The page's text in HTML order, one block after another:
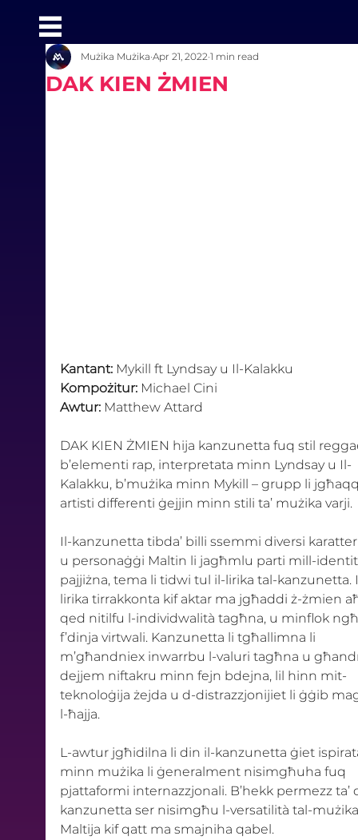
DAK KIEN ŻMIEN
Mużika Mużika Apr 21, 2022 1 min read
Kantant: Mykill ft Lyndsay u Il-Kalakku
Kompożitur: Michael Cini
Awtur: Matthew Attard
DAK KIEN ŻMIEN hija kanzunetta fuq stil
b’elementi rap, interpretata minn Lyndsay u Il-
Kalakku, b’mużika minn Mykill – grupp li
artisti differenti ġejjin minn stili ta’ mużika varji.
Il-kanzunetta tibda’ billi ssemmi diversi
u personaġġi Maltin li jagħmlu parti mill-
pajjiżna, tema li tidwi tul il-lirika tal-kanzunetta.
lirika tirrakkonta kif aktar ma jgħaddi ż-żmien
qed nitilfu l-individwalità tagħna, u minflok
f’dinja virtwali. Kanzunetta li tgħallimna li
m’għandniex inwarrbu l-valuri tagħna u
dejjem niftakru minn fejn bdejna, lil hinn mit-
teknoloġija żejda u d-distrazzjonijiet li ġġib
l-ħajja.
L-awtur jgħidilna li din il-kanzunetta ġiet
minn mużika li ġeneralment nisimgħuha fuq
pjattaformi internazzjonali. B’hekk permezz ta’
kanzunetta ser nisimgħu l-versatilità tal-
Maltija kif qatt ma smajniha qabel.